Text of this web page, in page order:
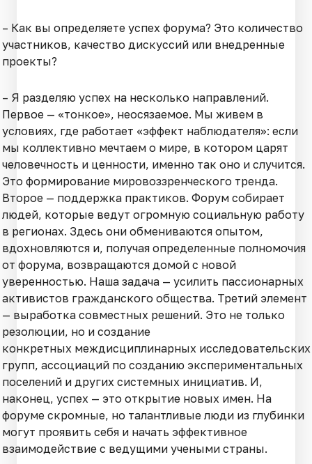
– Как вы определяете успех форума? Это количество
участников, качество дискуссий или внедренные
проекты?
– Я разделяю успех на несколько направлений.
Первое — «тонкое», неосязаемое. Мы живем в
условиях, где работает «эффект наблюдателя»: если
мы коллективно мечтаем о мире, в котором царят
человечность и ценности, именно так оно и случится.
Это формирование мировоззренческого тренда.
Второе — поддержка практиков. Форум собирает
людей, которые ведут огромную социальную работу
в регионах. Здесь они обмениваются опытом,
вдохновляются и, получая определенные полномочия
от форума, возвращаются домой с новой
уверенностью. Наша задача — усилить пассионарных
активистов гражданского общества. Третий элемент
— выработка совместных решений. Это не только
резолюции, но и создание
конкретных междисциплинарных исследовательских
групп, ассоциаций по созданию экспериментальных
поселений и других системных инициатив. И,
наконец, успех — это открытие новых имен. На
форуме скромные, но талантливые люди из глубинки
могут проявить себя и начать эффективное
взаимодействие с ведущими учеными страны.